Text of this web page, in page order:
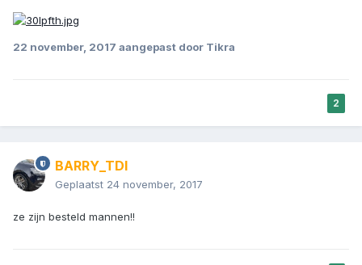
22 november, 2017 aangepast door Tikra
2
BARRY_TDI
Geplaatst 24 november, 2017
ze zijn besteld mannen!!